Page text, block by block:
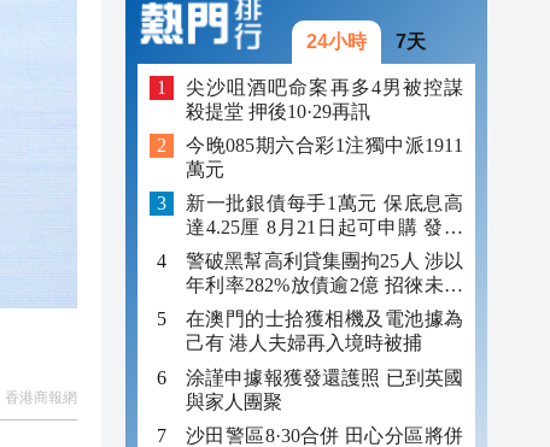
香港商報網
24小時 7天
尖沙咀酒吧命案再多4男被控謀
殺提堂 押後10·29再訊
今晚085期六合彩1注獨中派1911
萬元
新一批銀債每手1萬元 保底息高
達4.25厘 8月21日起可申購 發行
金額最多550億
警破黑幫高利貸集團拘25人 涉以
年利率282%放債逾2億 招徠未成
年追數
在澳門的士拾獲相機及電池據為
己有 港人夫婦再入境時被捕
涂謹申據報獲發還護照 已到英國
與家人團聚
沙田警區8·30合併 田心分區將併